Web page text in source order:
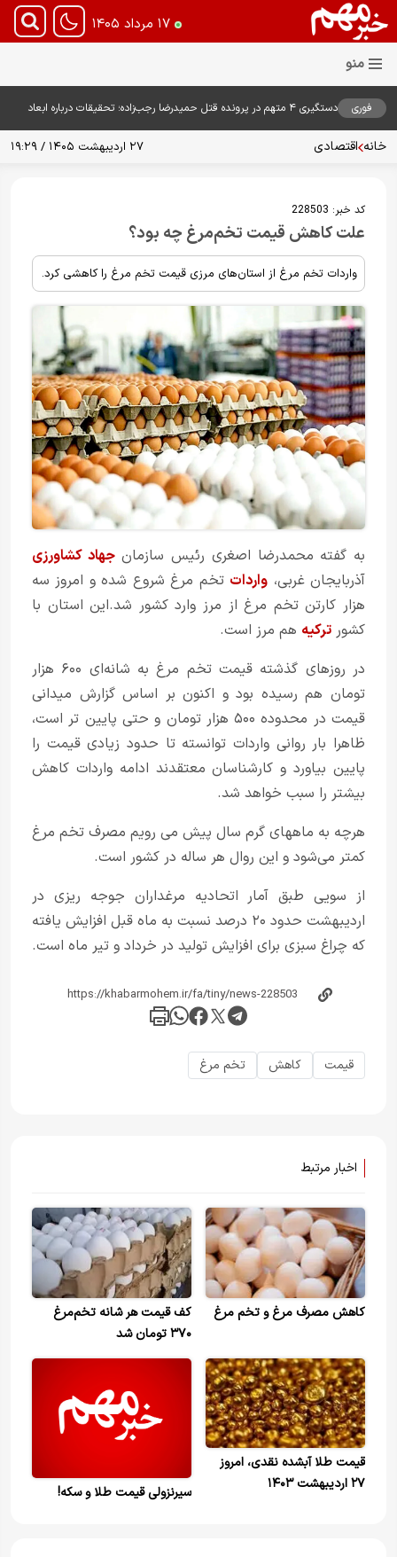
۱۷ مرداد ۱۴۰۵
فوری
دستگیری ۴ متهم در پرونده قتل حمیدرضا رجب‌زاده؛ تحقیقات درباره ابعاد
خانه اقتصادی ۲۷ اردیبهشت ۱۴۰۵ / ۱۹:۲۹
کد خبر: 228503
علت کاهش قیمت تخم‌مرغ چه بود؟
واردات تخم مرغ از استان‌های مرزی قیمت تخم مرغ را کاهشی کرد.
به گفته محمدرضا اصغری رئیس سازمانجهاد کشاورزی
آذربایجان غربی، واردات تخم مرغ شروع شده و امروز سه
هزار کارتن تخم مرغ از مرز وارد کشور شد.این استان با
کشور ترکیه هم مرز است.
در روزهای گذشته قیمت تخم مرغ به شانه‌ای ۶۰۰ هزار
تومان هم رسیده بود و اکنون بر اساس گزارش میدانی
قیمت در محدوده ۵۰۰ هزار تومان و حتی پایین تر است،
ظاهرا بار روانی واردات توانسته تا حدود زیادی قیمت را
پایین بیاورد و کارشناسان معتقدند ادامه واردات کاهش
بیشتر را سبب خواهد شد.
هرچه به ماههای گرم سال پیش می رویم مصرف تخم مرغ
کمتر می‌شود و این روال هر ساله در کشور است.
از سویی طبق آمار اتحادیه مرغداران جوجه ریزی در
اردیبهشت حدود ۲۰ درصد نسبت به ماه قبل افزایش یافته
که چراغ سبزی برای افزایش تولید در خرداد و تیر ماه است.
قیمت کاهش تخم مرغ
اخبار مرتبط
کاهش مصرف مرغ و تخم مرغ
کف قیمت هر شانه تخم‌مرغ
۳۷۰ تومان شد
قیمت طلا آبشده نقدی، امروز
۲۷ اردیبهشت ۱۴۰۳
سیرنزولی قیمت طلا و سکه!